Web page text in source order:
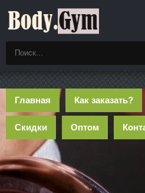
Главная Как заказать?
Скидки Оптом